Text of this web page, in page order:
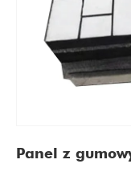
Panel z